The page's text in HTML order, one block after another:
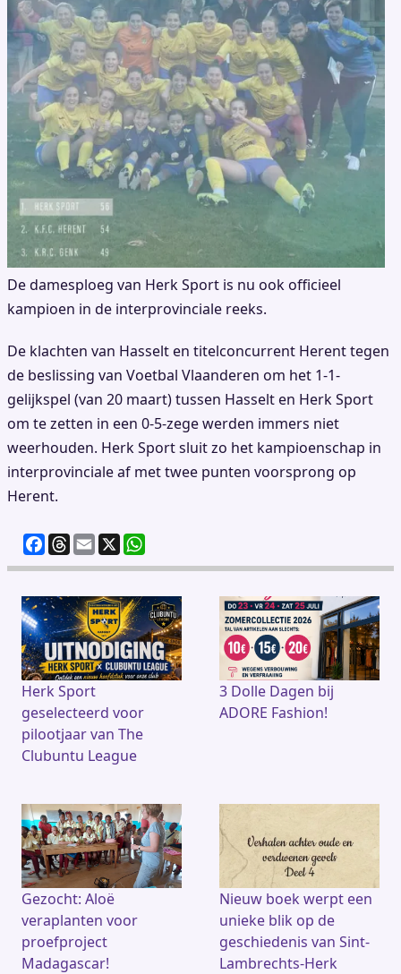
De damesploeg van Herk Sport is nu ook officieel
kampioen in de interprovinciale reeks.
De klachten van Hasselt en titelconcurrent Herent tegen
de beslissing van Voetbal Vlaanderen om het 1-1-
gelijkspel (van 20 maart) tussen Hasselt en Herk Sport
om te zetten in een 0-5-zege werden immers niet
weerhouden. Herk Sport sluit zo het kampioenschap in
interprovinciale af met twee punten voorsprong op
Herent.
F
a
c
e
b
o
o
k
T
h
re
a
d
s
E
m
ai
l
X
h
at
s
A
p
p
Herk Sport
geselecteerd voor
pilootjaar van The
Clubuntu League
3 Dolle Dagen bij
ADORE Fashion!
Gezocht: Aloë
veraplanten voor
proefproject
Madagascar!
Nieuw boek werpt een
unieke blik op de
geschiedenis van Sint-
Lambrechts-Herk